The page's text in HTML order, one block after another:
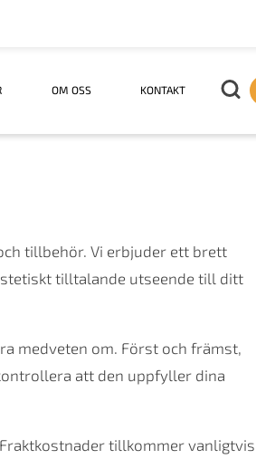
OM OSS KONTAKT
tillbehör. Vi erbjuder ett brett
tilltalande utseende till ditt
medveten om. Först och främst,
att den uppfyller dina
tillkommer vanligtvis